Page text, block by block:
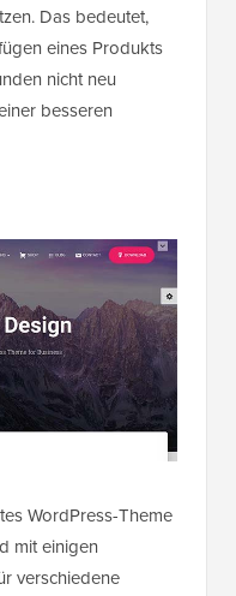
Das bedeutet,
eines Produkts
nicht neu
besseren
WordPress-Theme
mit einigen
verschiedene